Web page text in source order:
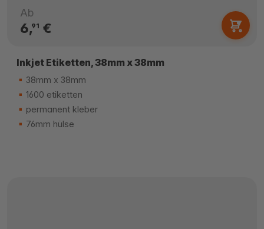
Ab
6,91 €
Inkjet Etiketten, 38mm x 38mm
38mm x 38mm
1600 etiketten
permanent kleber
76mm hülse